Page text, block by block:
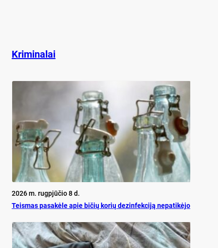
Kriminalai
2026 m. rugpjūčio 8 d.
Teis­mas pa­sa­kė­le apie bi­čių ko­rių de­zin­fek­ci­ją ne­pa­ti­kė­jo